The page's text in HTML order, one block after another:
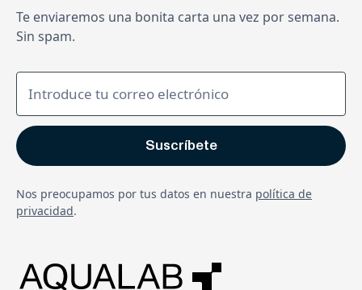
Te enviaremos una bonita carta una vez por semana.
Sin spam.
Nos preocupamos por tus datos en nuestra política de
privacidad.